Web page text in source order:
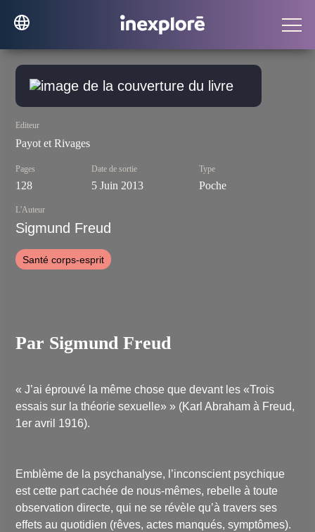
Editeur
Payot et Rivages
Pages
128
Date de sortie
5 Juin 2013
Type
Poche
L'Auteur
Sigmund Freud
Santé corps-esprit
Par Sigmund Freud
« J’ai éprouvé la même chose que devant les «Trois
essais sur la théorie sexuelle» » (Karl Abraham à Freud,
1er avril 1916).
Emblème de la psychanalyse, l’inconscient psychique
est cette part cachée de nous-mêmes, rebelle à toute
observation directe, qui ne se révèle qu’à travers ses
effets au quotidien (rêves, actes manqués, symptômes).